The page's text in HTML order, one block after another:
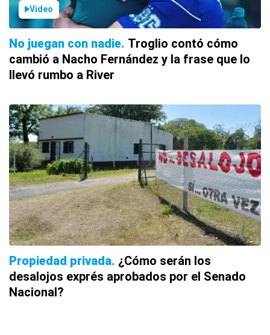
Video
No juegan con nadie Troglio contó cómo
cambió a Nacho Fernández y la frase que lo
llevó rumbo a River
Propiedad privada ¿Cómo serán los
desalojos exprés aprobados por el Senado
Nacional?